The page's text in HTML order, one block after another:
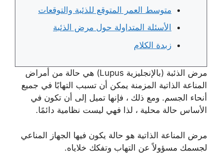
متوسط ​​العمر المتوقع للذئبة والتوقعات
الأسئلة المتداولة حول مرض الذئبة
زبدة الكلام
مرض الذئبة (بالإنجليزية Lupus) هي حالة من أمراض
المناعة الذاتية المزمنة يمكن أن تسبب التهابًا في جميع
أنحاء الجسم. ومع ذلك ، فإنها تميل إلى أن تكون في
الأساس حالة محلية ، لذا فهي ليست نظامية دائمًا.
مرض المناعة الذاتية هو حالة يكون فيها الجهاز المناعي
لجسمك مسؤولاً عن التهاب وتفكك خلاياه.